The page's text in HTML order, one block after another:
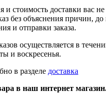
и стоимость доставки вас
без объяснения причин,
и отправки заказа.
осуществляется в
и воскресенья.
в разделе доставка
в наш интернет